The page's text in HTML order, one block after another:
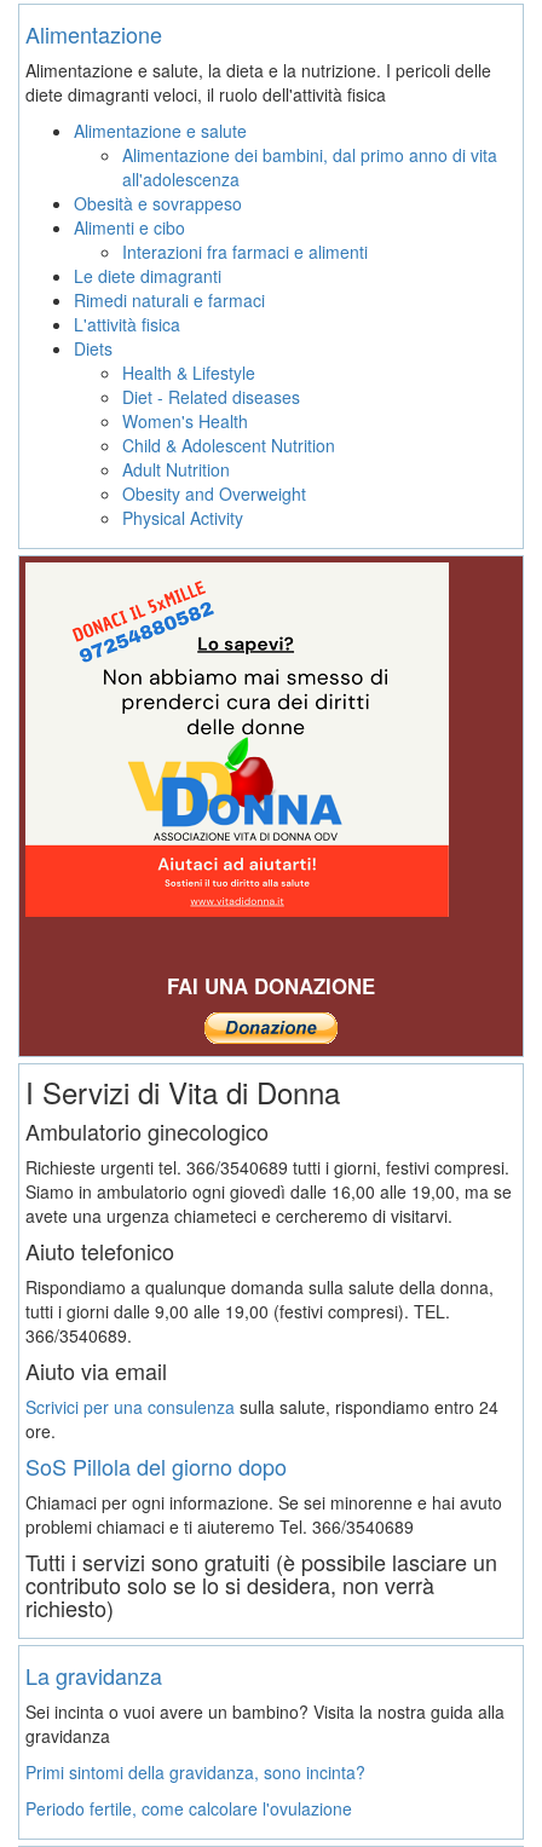
Alimentazione
Alimentazione e salute, la dieta e la nutrizione. I pericoli delle
diete dimagranti veloci, il ruolo dell'attività fisica
Alimentazione e salute
Alimentazione dei bambini, dal primo anno di vita
all'adolescenza
Obesità e sovrappeso
Alimenti e cibo
Interazioni fra farmaci e alimenti
Le diete dimagranti
Rimedi naturali e farmaci
L'attività fisica
Diets
Health & Lifestyle
Diet - Related diseases
Women's Health
Child & Adolescent Nutrition
Adult Nutrition
Obesity and Overweight
Physical Activity
FAI UNA DONAZIONE
I Servizi di Vita di Donna
Ambulatorio ginecologico
Richieste urgenti tel. 366/3540689 tutti i giorni, festivi compresi.
Siamo in ambulatorio ogni giovedì dalle 16,00 alle 19,00, ma se
avete una urgenza chiameteci e cercheremo di visitarvi.
Aiuto telefonico
Rispondiamo a qualunque domanda sulla salute della donna,
tutti i giorni dalle 9,00 alle 19,00 (festivi compresi). TEL.
366/3540689.
Aiuto via email
Scrivici per una consulenza sulla salute, rispondiamo entro 24
ore.
SoS Pillola del giorno dopo
Chiamaci per ogni informazione. Se sei minorenne e hai avuto
problemi chiamaci e ti aiuteremo Tel. 366/3540689
Tutti i servizi sono gratuiti (è possibile lasciare un
contributo solo se lo si desidera, non verrà
richiesto)
La gravidanza
Sei incinta o vuoi avere un bambino? Visita la nostra guida alla
gravidanza
Primi sintomi della gravidanza, sono incinta?
Periodo fertile, come calcolare l'ovulazione